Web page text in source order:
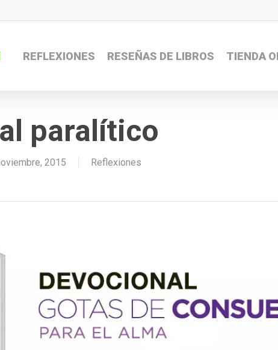
REFLEXIONES RESEÑAS DE LIBROS TIENDA
paralítico
2015 Reflexiones